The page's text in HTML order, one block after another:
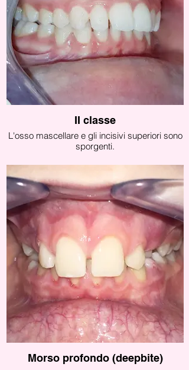
II classe
L'osso mascellare e gli incisivi superiori sono
sporgenti.
crescita del mascellare e/o ad una ridotta
crescita mandibolare.
Può essere associata ad alterazioni posturali
(cefalea muscolo-tensiva, cervicalgia, mal di
schiena, ecc.)
Morso profondo (deepbite)